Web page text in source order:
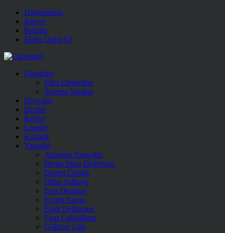
Hakkımızda
Künye
İletişim
Ekibe Dahil Ol
Eleştiriler
Film Eleştirileri
Sinema Yazıları
Dosyalar
Diziler
Keşfet
Listeler
Kitaplık
Yazarlar
Alpaslan Paşaoğlu
Berna Stera Değirmen
Demet Öztürk
Dilan Salkaya
Erol Demiray
Evrim Nacar
Fatih Değirmen
Fırat Çakkalkurt
Gökhan Gök